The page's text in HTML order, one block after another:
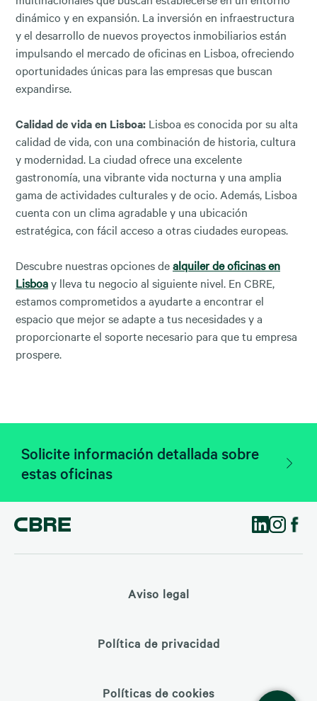
dinámico y en expansión. La inversión en infraestructura
y el desarrollo de nuevos proyectos inmobiliarios están
impulsando el mercado de oficinas en Lisboa, ofreciendo
oportunidades únicas para las empresas que buscan
expandirse.
Calidad de vida en Lisboa: Lisboa es conocida por su alta
calidad de vida, con una combinación de historia, cultura
y modernidad. La ciudad ofrece una excelente
gastronomía, una vibrante vida nocturna y una amplia
gama de actividades culturales y de ocio. Además, Lisboa
cuenta con un clima agradable y una ubicación
estratégica, con fácil acceso a otras ciudades europeas.
Descubre nuestras opciones dealquiler de oficinas en
Lisboay lleva tu negocio al siguiente nivel. En CBRE,
estamos comprometidos a ayudarte a encontrar el
espacio que mejor se adapte a tus necesidades y a
proporcionarte el soporte necesario para que tu empresa
prospere.
Solicite información detallada sobre
estas oficinas
Aviso legal
Política de privacidad
Políticas de cookies